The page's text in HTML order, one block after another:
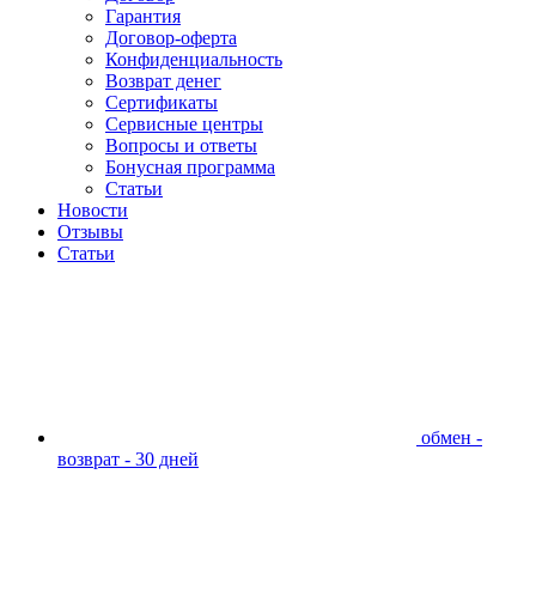
Гарантия
Договор-оферта
Конфиденциальность
Возврат денег
Сертификаты
Сервисные центры
Вопросы и ответы
Бонусная программа
Статьи
Новости
Отзывы
Статьи
обмен -
возврат - 30 дней